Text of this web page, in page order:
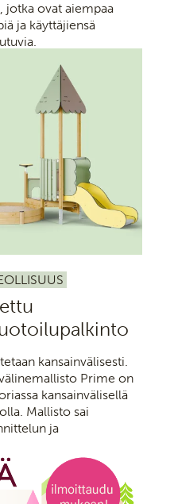
jotka ovat aiempaa
ja käyttäjiensä
kansainvälisesti.
Prime on
kansainvälisellä
Mallisto sai
ja